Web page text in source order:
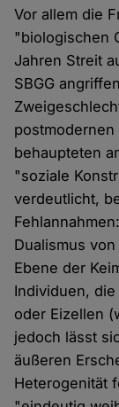
Vor allem die
"biologischen
Jahren Streit
SBGG
behaupteten
"soziale
verdeutlicht,
Dualismus
Ebene der
Individuen,
oder Eizellen
jedoch lässt
äußeren
Heterogenität